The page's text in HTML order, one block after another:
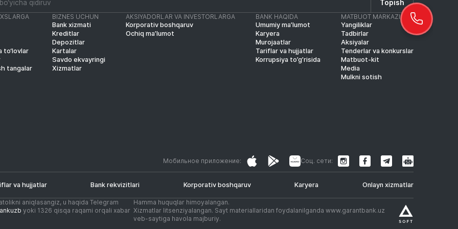
Topish
to‘lovlar
tangalar
BIZNES UCHUN
Bank xizmati
Kreditlar
Depozitlar
Kartalar
Savdo ekvayringi
Xizmatlar
AKSIYADORLAR VA INVESTORLARGA
Korporativ boshqaruv
Ochiq ma’lumot
BANK HAQIDA
Umumiy ma’lumot
Karyera
Murojaatlar
Tariflar va hujjatlar
Korrupsiya to’g’risida
MATBUOT MARKAZI
Yangiliklar
Tadbirlar
Aksiyalar
Tenderlar va konkurslar
Matbuot-kit
Media
Mulkni sotish
Мобильное приложение: Соц. сети:
va hujjatlar Bank rekvizitlari Korporativ boshqaruv Karyera Onlayn xizmatlar
aniqlasangiz, u haqida Telegram
yoki 1326 qisqa raqami orqali xabar
Hamma huquqlar himoyalangan.
Xizmatlar litsenziyalangan. Sayt materiallaridan foydalanilganda www.garantbank.uz
veb-saytiga havola majburiy.